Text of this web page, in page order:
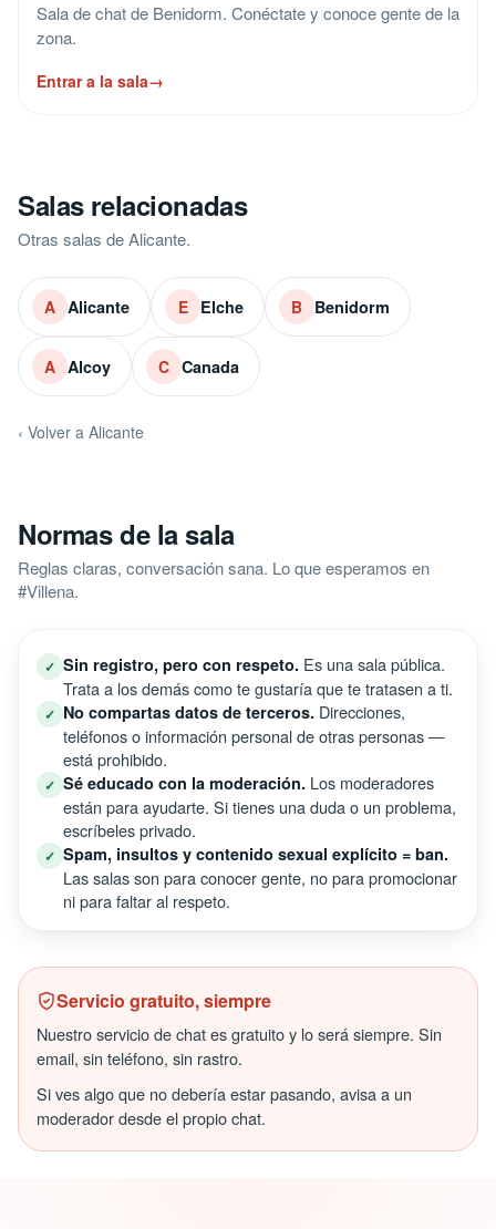
Sala de chat de Benidorm. Conéctate y conoce gente de la
zona.
Entrar a la sala→
Salas relacionadas
Otras salas de Alicante.
A Alicante E Elche B Benidorm
A Alcoy C Canada
‹ Volver a Alicante
Normas de la sala
Reglas claras, conversación sana. Lo que esperamos en
#Villena.
✓ Sin registro, pero con respeto. Es una sala pública.
Trata a los demás como te gustaría que te tratasen a ti.
✓ No compartas datos de terceros. Direcciones,
teléfonos o información personal de otras personas —
está prohibido.
✓ Sé educado con la moderación. Los moderadores
están para ayudarte. Si tienes una duda o un problema,
escríbeles privado.
✓ Spam, insultos y contenido sexual explícito = ban.
Las salas son para conocer gente, no para promocionar
ni para faltar al respeto.
Servicio gratuito, siempre
Nuestro servicio de chat es gratuito y lo será siempre. Sin
email, sin teléfono, sin rastro.
Si ves algo que no debería estar pasando, avisa a un
moderador desde el propio chat.